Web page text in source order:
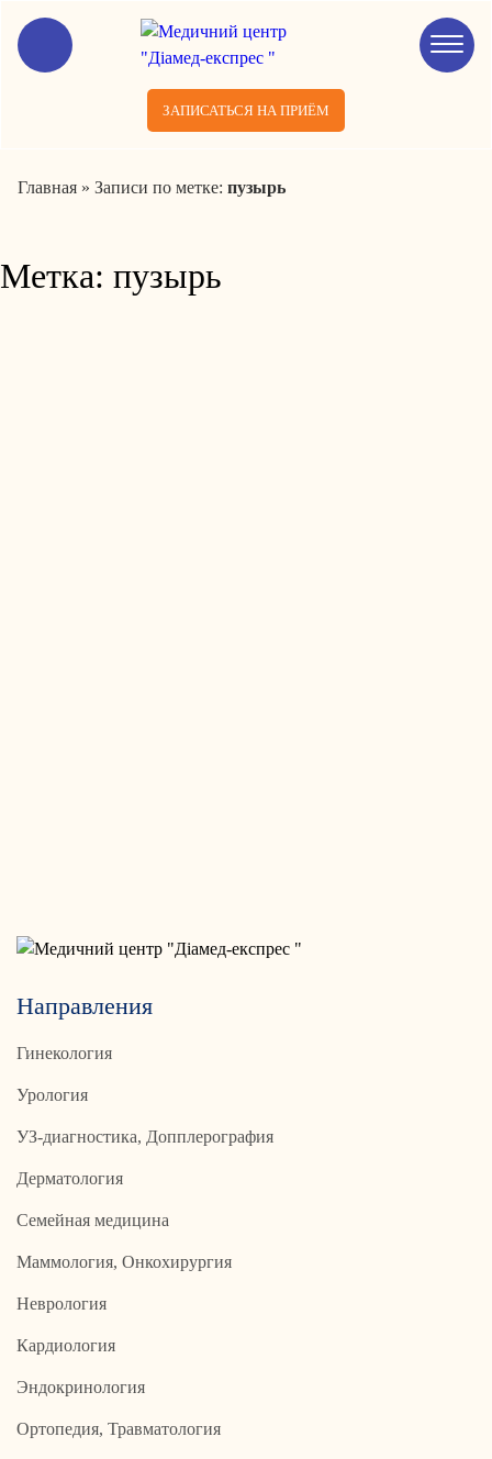
ЗАПИСАТЬСЯ НА ПРИЁМ
Главная » Записи по метке: пузырь
Метка: пузырь
Направления
Гинекология
Урология
УЗ-диагностика, Допплерография
Дерматология
Семейная медицина
Маммология, Онкохирургия
Неврология
Кардиология
Эндокринология
Ортопедия, Травматология